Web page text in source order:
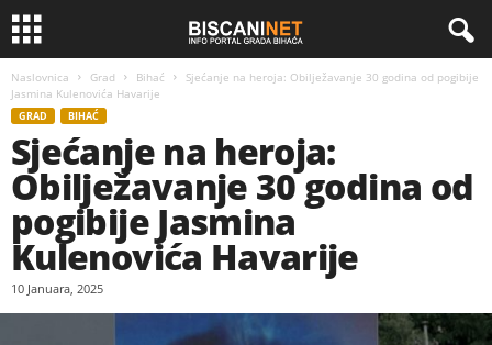
Naslovnica Grad Bihać
Sjećanje na heroja: Obilježavanje 30 godina od pogibije
Jasmina Kulenovića Havarije
GRAD BIHAĆ
Sjećanje na heroja:
Obilježavanje 30 godina od
pogibije Jasmina
Kulenovića Havarije
10 Januara, 2025